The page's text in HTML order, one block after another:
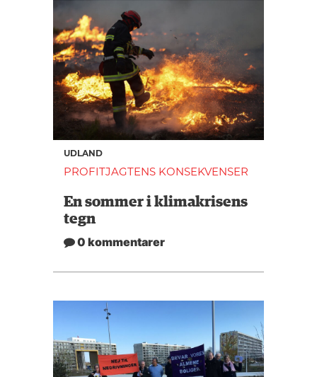
UDLAND
PROFITJAGTENS KONSEKVENSER
En sommer i klimakrisens
tegn
0 kommentarer